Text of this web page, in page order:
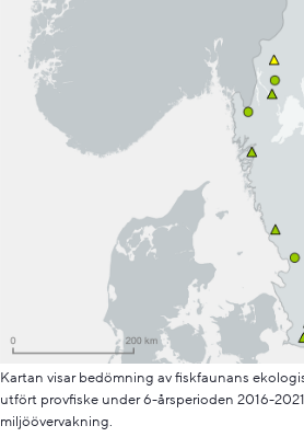
Kartan visar bedömning av fiskfaunans
utfört provfiske under 6-årsperioden 2016-
miljöövervakning.